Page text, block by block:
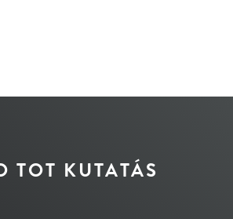
TOT KUTATÁS